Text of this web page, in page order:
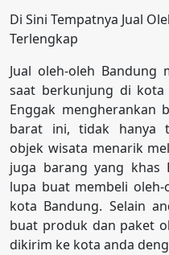
Di Sini Tempatnya Jual
Terlengkap
Jual oleh-oleh Bandung
saat berkunjung di
Enggak mengherankan
barat ini, tidak hanya
objek wisata menarik
juga barang yang khas
lupa buat membeli
kota Bandung. Selain
buat produk dan paket
dikirim ke kota anda